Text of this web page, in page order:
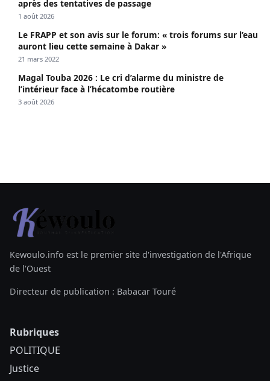
après des tentatives de passage
1 août 2026
Le FRAPP et son avis sur le forum: « trois forums sur l’eau
auront lieu cette semaine à Dakar »
21 mars 2022
Magal Touba 2026 : Le cri d’alarme du ministre de
l’intérieur face à l’hécatombe routière
3 août 2026
Kewoulo.info est le premier site d'investigation de l'Afrique
de l'Ouest
Directeur de publication : Babacar Touré
Rubriques
POLITIQUE
Justice